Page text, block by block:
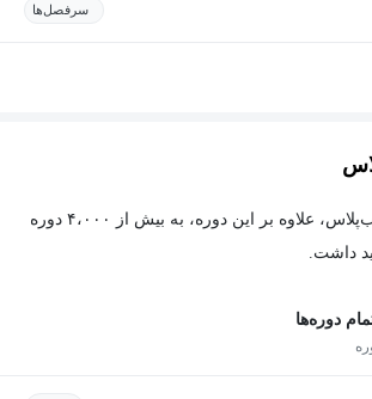
سرفصل‌ها
با خرید اشتراک مکتب‌پلاس، علاوه بر این دوره، به بیش از ۴،۰۰۰ دوره
داشت.
دوره‌ها